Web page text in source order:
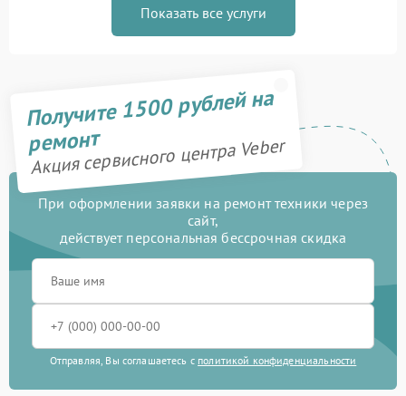
Показать все услуги
Получите 1500 рублей на
ремонт
Акция сервисного центра Veber
При оформлении заявки на ремонт техники через
сайт,
действует персональная бессрочная скидка
Отправляя, Вы соглашаетесь с политикой конфиденциальности